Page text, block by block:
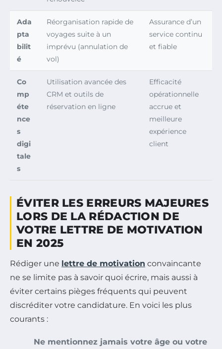
Ada
pta
bilit
é
Réorganisation rapide de
voyages suite à un
imprévu (annulation de
vol)
Assurance d’un
service continu
et fiable
Co
mp
éte
nce
s
digi
tale
s
Utilisation avancée des
CRM et outils de
réservation en ligne
Efficacité
opérationnelle
accrue et
meilleure
expérience
client
ÉVITER LES ERREURS MAJEURES
LORS DE LA RÉDACTION DE
VOTRE LETTRE DE MOTIVATION
EN 2025
Rédiger une lettre de motivation convaincante
ne se limite pas à savoir quoi écrire, mais aussi à
éviter certains pièges fréquents qui peuvent
discréditer votre candidature. En voici les plus
courants :
Ne mentionnez jamais votre âge ou votre